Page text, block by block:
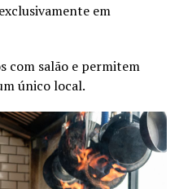
em
com salão e permitem
único local.